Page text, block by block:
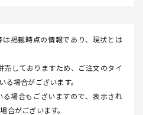
掲載時点の情報であり、現状とは
しておりますため、ご注文のタイ
る場合がございます。
場合もございますので、表示され
合がございます。